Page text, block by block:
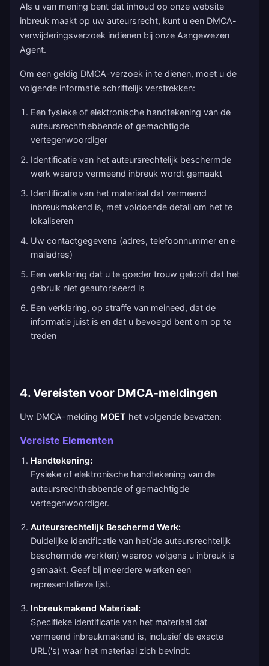
Als u van mening bent dat inhoud op onze website
inbreuk maakt op uw auteursrecht, kunt u een DMCA-
verwijderingsverzoek indienen bij onze Aangewezen
Agent.
Om een geldig DMCA-verzoek in te dienen, moet u de
volgende informatie schriftelijk verstrekken:
Een fysieke of elektronische handtekening van de
auteursrechthebbende of gemachtigde
vertegenwoordiger
Identificatie van het auteursrechtelijk beschermde
werk waarop vermeend inbreuk wordt gemaakt
Identificatie van het materiaal dat vermeend
inbreukmakend is, met voldoende detail om het te
lokaliseren
Uw contactgegevens (adres, telefoonnummer en e-
mailadres)
Een verklaring dat u te goeder trouw gelooft dat het
gebruik niet geautoriseerd is
Een verklaring, op straffe van meineed, dat de
informatie juist is en dat u bevoegd bent om op te
treden
4. Vereisten voor DMCA-meldingen
Uw DMCA-melding MOET het volgende bevatten:
Vereiste Elementen
Handtekening:
Fysieke of elektronische handtekening van de
auteursrechthebbende of gemachtigde
vertegenwoordiger.
Auteursrechtelijk Beschermd Werk:
Duidelijke identificatie van het/de auteursrechtelijk
beschermde werk(en) waarop volgens u inbreuk is
gemaakt. Geef bij meerdere werken een
representatieve lijst.
Inbreukmakend Materiaal:
Specifieke identificatie van het materiaal dat
vermeend inbreukmakend is, inclusief de exacte
URL('s) waar het materiaal zich bevindt.